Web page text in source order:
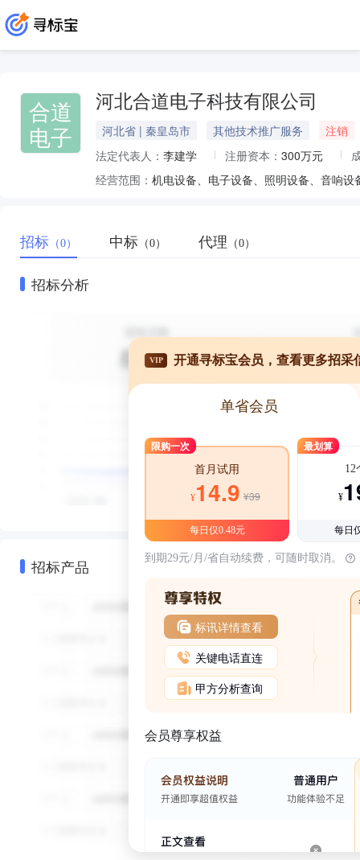
合道
电子
河北合道电子科技有限公司
河北省 | 秦皇岛市 其他技术推广服务
注销
法定代表人： 李建学 注册资本： 300万元
经营范围：
招标 （0） 中标 （0） 代理 （0）
招标分析
招标产品
VIP 开通寻标宝会员，查看更多招采
单省会员
限购一次
首月试用
¥14.9 ¥39
每日仅0.48元
最划算
12
¥
每日
到期29元/月/省自动续费，可随时取消。
标讯详情查看
关键电话直连
甲方分析查询
会员尊享权益